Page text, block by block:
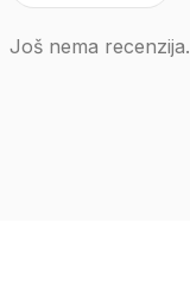
Još nema recenzija.